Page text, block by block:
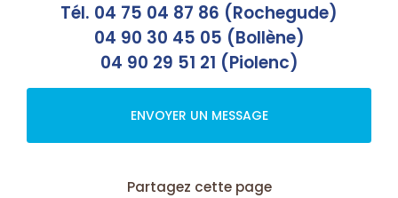
Tél. 04 75 04 87 86 (Rochegude)
04 90 30 45 05 (Bollène)
04 90 29 51 21 (Piolenc)
ENVOYER UN MESSAGE
Partagez cette page